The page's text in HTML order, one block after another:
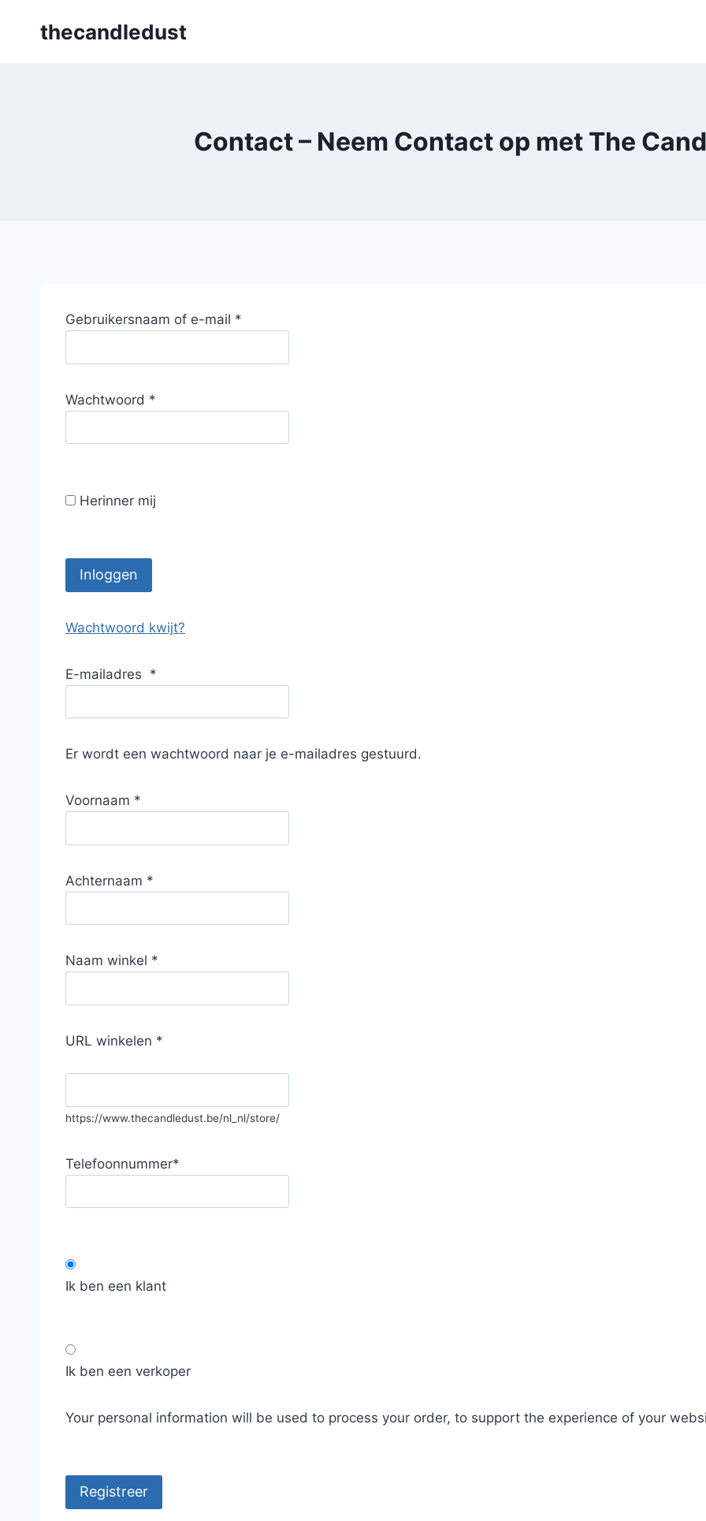
thecandledust
Contact – Neem Contact op met The
Gebruikersnaam of e-mail *
r
t
Wachtwoord *
r
Herinner mij
Inloggen
Wachtwoord kwijt?
E-mailadres *
Er wordt een wachtwoord naar je e-mailadres gestuurd.
Voornaam *
Achternaam *
Naam winkel *
URL winkelen *
https://www.thecandledust.be/nl_nl/store/
Telefoonnummer*
Ik ben een klant
Ik ben een verkoper
Your personal information will be used to process your order, to support the experience of your
Registreer